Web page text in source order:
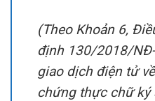
(Theo Khoản 6,
định 130/2018/
giao dịch điện tử
chứng thực chữ ký